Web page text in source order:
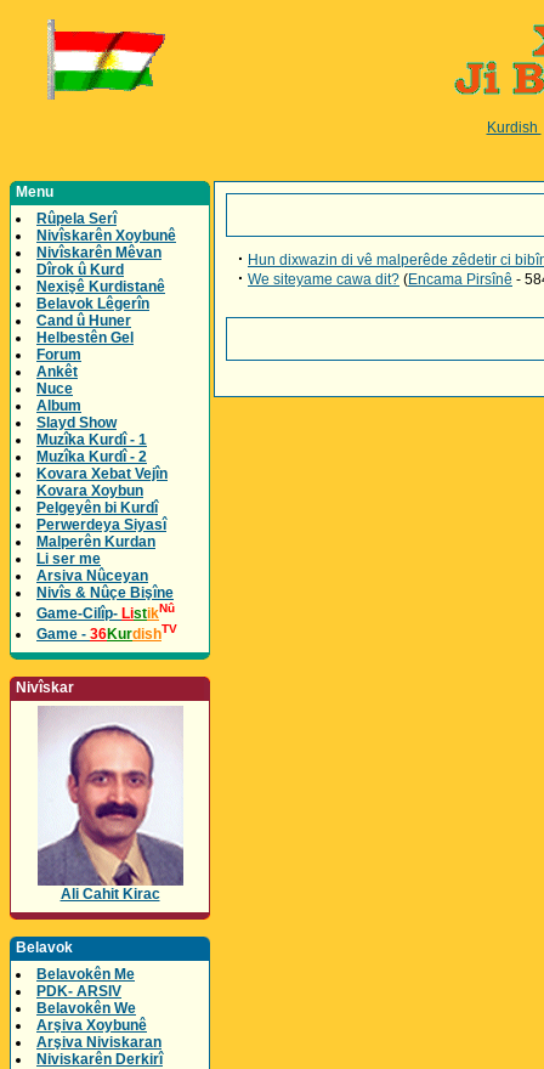
Kurdish
Menu
Rûpela Serî
Nivîskarên Xoybunê
Nivîskarên Mêvan
Dîrok û Kurd
Nexişê Kurdistanê
Belavok Lêgerîn
Cand û Huner
Helbestên Gel
Forum
Ankêt
Nuce
Album
Slayd Show
Muzîka Kurdî - 1
Muzîka Kurdî - 2
Kovara Xebat Vejîn
Kovara Xoybun
Pelgeyên bi Kurdî
Perwerdeya Siyasî
Malperên Kurdan
Li ser me
Arsiva Nûceyan
Nivîs & Nûçe Bişîne
Game-Cilîp- ListikNû
Game - 36KurdishTV
Nivîskar
Ali Cahit Kirac
Belavok
Belavokên Me
PDK- ARSIV
Belavokên We
Arşiva Xoybunê
Arşiva Niviskaran
Niviskarên Derkirî
· Hun dixwazin di vê malperêde zêdetir ci
· We siteyame cawa dit? (Encama Pirsînê -